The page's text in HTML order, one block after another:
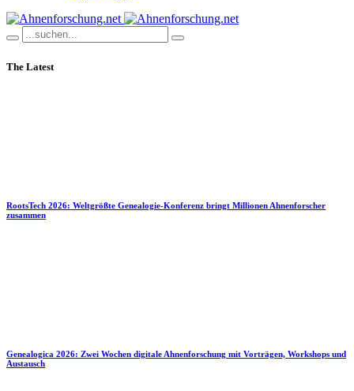
The Latest
RootsTech 2026: Weltgrößte Genealogie-Konferenz bringt Millionen Ahnenforscher
zusammen
Genealogica 2026: Zwei Wochen digitale Ahnenforschung mit Vorträgen, Workshops und
Austausch